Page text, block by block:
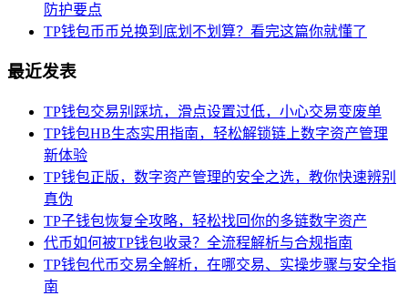
防护要点
TP钱包币币兑换到底划不划算？看完这篇你就懂了
最近发表
TP钱包交易别踩坑，滑点设置过低，小心交易变废单
TP钱包HB生态实用指南，轻松解锁链上数字资产管理
新体验
TP钱包正版，数字资产管理的安全之选，教你快速辨别
真伪
TP子钱包恢复全攻略，轻松找回你的多链数字资产
代币如何被TP钱包收录？全流程解析与合规指南
TP钱包代币交易全解析，在哪交易、实操步骤与安全指
南